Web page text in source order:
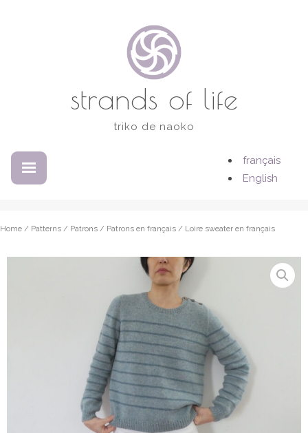
strands of life
triko de naoko
français
English
Home / Patterns / Patrons / Patrons en français / Loire sweater en français